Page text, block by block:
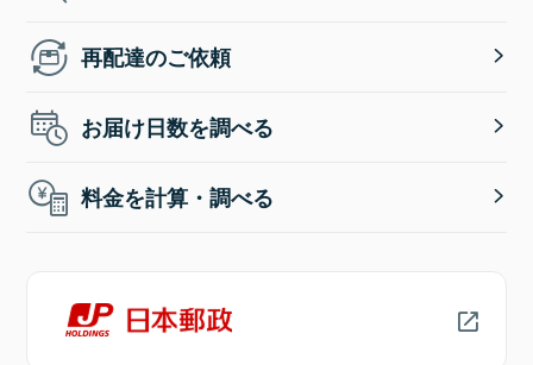
再配達のご依頼
お届け日数を調べる
料金を計算・調べる